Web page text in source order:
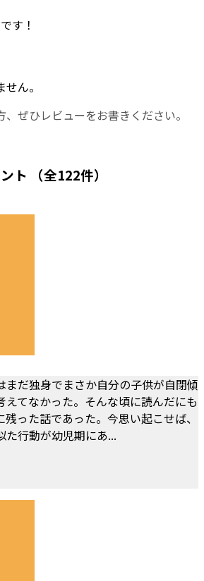
す！
ん。
ぜひレビューをお書きください。
ト （全122件）
まだ独身でまさか自分の子供が自閉傾
えてなかった。そんな頃に読んだにも
った話であった。今思い起こせば、
た行動が幼児期にあ...